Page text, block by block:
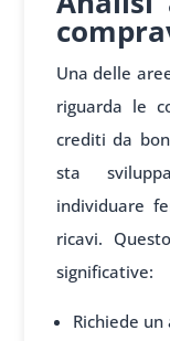
Una delle
riguarda le
crediti da
sta
individuare
ricavi.
significative:
Richiede